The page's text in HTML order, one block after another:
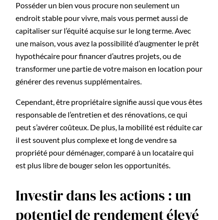
Posséder un bien vous procure non seulement un
endroit stable pour vivre, mais vous permet aussi de
capitaliser sur l’équité acquise sur le long terme. Avec
une maison, vous avez la possibilité d’augmenter le prêt
hypothécaire pour financer d’autres projets, ou de
transformer une partie de votre maison en location pour
générer des revenus supplémentaires.
Cependant, être propriétaire signifie aussi que vous êtes
responsable de l’entretien et des rénovations, ce qui
peut s’avérer coûteux. De plus, la mobilité est réduite car
il est souvent plus complexe et long de vendre sa
propriété pour déménager, comparé à un locataire qui
est plus libre de bouger selon les opportunités.
Investir dans les actions : un
potentiel de rendement élevé